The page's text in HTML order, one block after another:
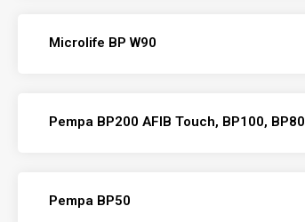
Microlife BP W90
Pempa BP200 AFIB Touch, BP100, BP80
Pempa BP50